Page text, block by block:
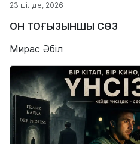
23 шілде, 2026
ОН ТОҒЫЗЫНШЫ СӨЗ
Мирас Әбіл